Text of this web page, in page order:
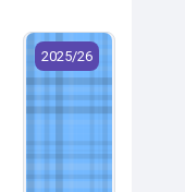
of Literary Texts
Literatura NJ 1 (2025)
KNJ/KLTN2 -
2025/26